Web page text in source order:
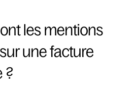
les mentions
une facture
?